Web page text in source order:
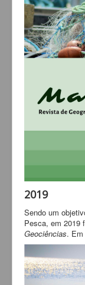
2019
Sendo um
Pesca, em 2019
Geociências.